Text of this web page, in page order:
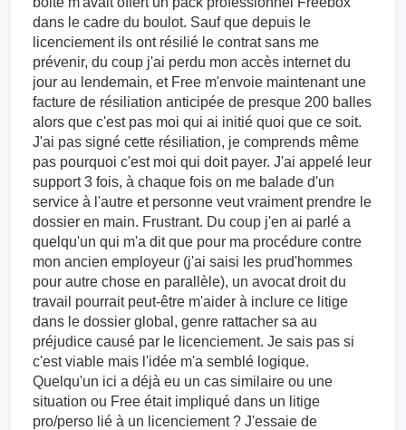
dans le cadre du boulot. Sauf que depuis le
licenciement ils ont résilié le contrat sans me
prévenir, du coup j'ai perdu mon accès internet du
jour au lendemain, et Free m'envoie maintenant une
facture de résiliation anticipée de presque 200 balles
alors que c'est pas moi qui ai initié quoi que ce soit.
J'ai pas signé cette résiliation, je comprends même
pas pourquoi c'est moi qui doit payer. J'ai appelé leur
support 3 fois, à chaque fois on me balade d'un
service à l'autre et personne veut vraiment prendre le
dossier en main. Frustrant. Du coup j'en ai parlé a
quelqu'un qui m'a dit que pour ma procédure contre
mon ancien employeur (j'ai saisi les prud'hommes
pour autre chose en parallèle), un avocat droit du
travail pourrait peut-être m'aider à inclure ce litige
dans le dossier global, genre rattacher sa au
préjudice causé par le licenciement. Je sais pas si
c'est viable mais l'idée m'a semblé logique.
Quelqu'un ici a déjà eu un cas similaire ou une
situation ou Free était impliqué dans un litige
pro/perso lié à un licenciement ? J'essaie de